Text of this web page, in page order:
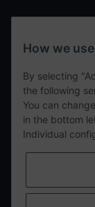
https://
your personal site
contact details
tweet
teilen
How we
By selecting
the following
You can
in the bottom
Individual